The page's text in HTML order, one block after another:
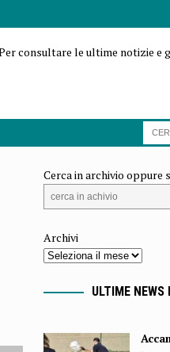
consultare le ultime notizie e
Cerca in archivio oppure
Archivi
ULTIME